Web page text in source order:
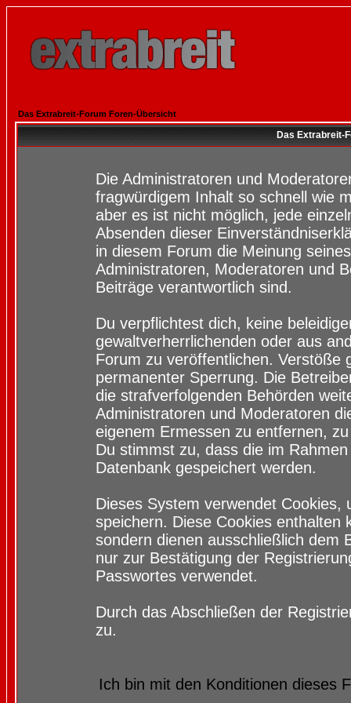
Das Extrabreit-Forum Foren-Übersicht
Das Extrabreit-
Die Administratoren und
fragwürdigem Inhalt so schnell wie
aber es ist nicht möglich, jede
Absenden dieser
in diesem Forum die Meinung
Administratoren, Moderatoren und
Beiträge verantwortlich sind.
Du verpflichtest dich, keine
gewaltverherrlichenden oder aus
Forum zu veröffentlichen. Verstöße
permanenter Sperrung. Die
die strafverfolgenden Behörden
Administratoren und Moderatoren
eigenem Ermessen zu entfernen,
Du stimmst zu, dass die im
Datenbank gespeichert werden.
Dieses System verwendet
speichern. Diese Cookies enthalten
sondern dienen ausschließlich dem
nur zur Bestätigung der
Passwortes verwendet.
Durch das Abschließen der
zu.
Ich bin mit den Konditionen dieses